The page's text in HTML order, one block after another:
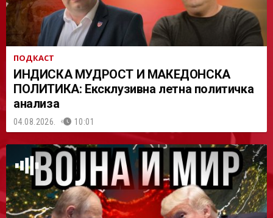
ПОДКАСТ
ИНДИСКА МУДРОСТ И МАКЕДОНСКА
ПОЛИТИКА: Ексклузивна летна политичка
анализа
04.08.2026. 10:01